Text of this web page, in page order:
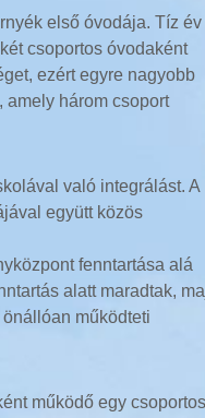
első óvodája. Tíz év
csoportos óvodaként
ezért egyre nagyobb
amely három csoport
való integrálást. A
együtt közös
fenntartása alá
alatt maradtak,
működteti
működő egy